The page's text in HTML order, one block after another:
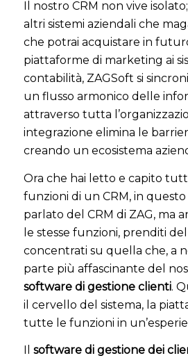
Il nostro CRM non vive
altri sistemi aziendali che
che potrai acquistare in
piattaforme di marketing ai
contabilità, ZAGSoft si
un flusso armonico delle
attraverso tutta
integrazione elimina le
creando un ecosistema
Ora che hai letto e capito
funzioni di un CRM, in questo
parlato del CRM di ZAG, ma
le stesse funzioni, prenditi
concentrati su quella che, a
parte più affascinante del
software di gestione clienti.
il cervello del sistema, la
tutte le funzioni in
software di gestione dei